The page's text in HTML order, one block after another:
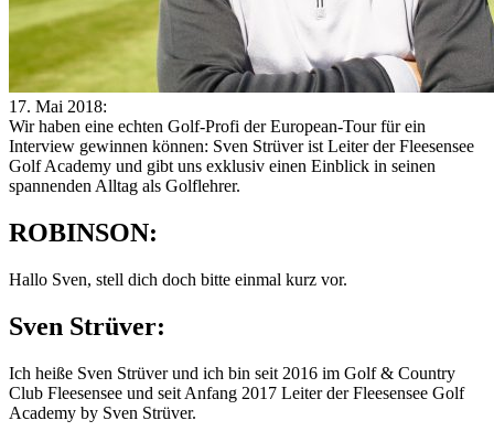
17. Mai 2018:
Wir haben eine echten Golf-Profi der European-Tour für ein
Interview gewinnen können: Sven Strüver ist Leiter der Fleesensee
Golf Academy und gibt uns exklusiv einen Einblick in seinen
spannenden Alltag als Golflehrer.
ROBINSON:
Hallo Sven, stell dich doch bitte einmal kurz vor.
Sven Strüver:
Ich heiße Sven Strüver und ich bin seit 2016 im Golf & Country
Club Fleesensee und seit Anfang 2017 Leiter der Fleesensee Golf
Academy by Sven Strüver.